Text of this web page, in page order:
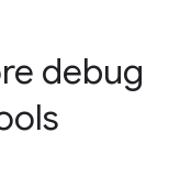
debug